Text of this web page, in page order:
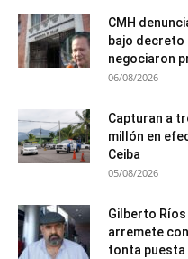
CMH
bajo decreto
negociaron
06/08/2026
Capturan a
millón en
Ceiba
05/08/2026
Gilberto Ríos
arremete
tonta puesta